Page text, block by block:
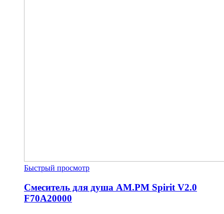
Быстрый просмотр
Смеситель для душа AM.PM Spirit V2.0
F70A20000